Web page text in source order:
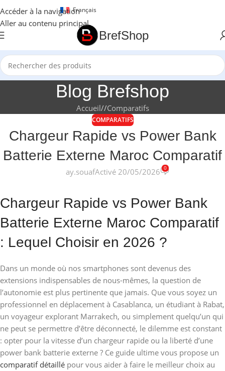
Accéder à la navigation
Aller au contenu principal
Français
BrefShop
Blog Brefshop
Accueil/ Comparatifs
COMPARATIFS
Chargeur Rapide vs Power Bank
Batterie Externe Maroc Comparatif
ay.souafActivé 20/05/2026 0
Chargeur Rapide vs Power Bank
Batterie Externe Maroc Comparatif
: Lequel Choisir en 2026 ?
Dans un monde où nos smartphones sont devenus des
extensions indispensables de nous-mêmes, la question de
l’autonomie est plus pertinente que jamais. Que vous soyez un
professionnel en déplacement à Casablanca, un étudiant à Rabat,
un voyageur explorant Marrakech, ou simplement quelqu’un qui
ne peut se permettre d’être déconnecté, le dilemme est constant
: opter pour la vitesse d’un chargeur rapide ou la liberté d’une
power bank batterie externe ? Ce guide ultime vous propose un
comparatif détaillé pour vous aider à faire le meilleur choix au